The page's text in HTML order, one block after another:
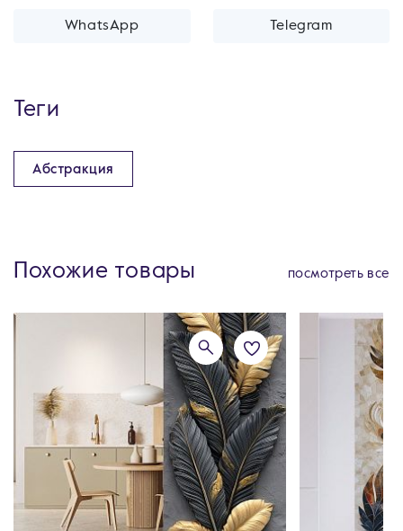
WhatsApp Telegram
Теги
Абстракция
Похожие товары посмотреть все